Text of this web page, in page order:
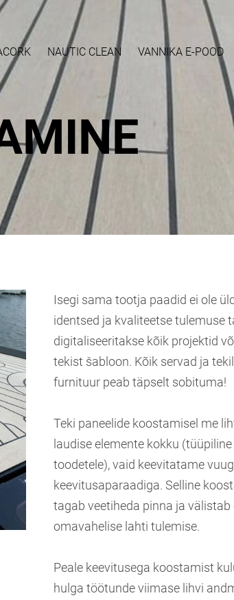
NAUTIC CLEAN VANNIKA E-POOD
Isegi sama tootja paadid ei ole
identsed ja kvaliteetse tulemuse
digitaliseeritakse kõik projektid
tekist šabloon. Kõik servad ja
furnituur peab täpselt sobituma!
Teki paneelide koostamisel me
laudise elemente kokku (tüüpiline
toodetele), vaid keevitatame
keevitusaparaadiga. Selline
tagab veetiheda pinna ja välistab
omavahelise lahti tulemise.
Peale keevitusega koostamist
hulga töötunde viimase lihvi